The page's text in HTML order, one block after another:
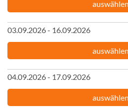
auswählen
03.09.2026 - 16.09.2026
auswählen
04.09.2026 - 17.09.2026
auswählen